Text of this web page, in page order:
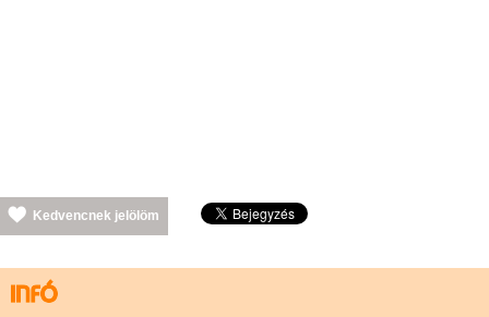
Kedvencnek jelölöm